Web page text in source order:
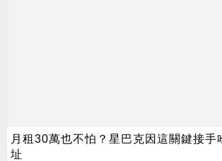
月租30萬也不怕？星巴克因這關鍵接手
址